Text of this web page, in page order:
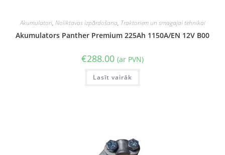
Akumulatori, Noliktavas izpārdošana, Traktoriem un smagajai tehnikai
Akumulators Panther Premium 225Ah 1150A/EN 12V B00
€288.00 (ar PVN)
Lasīt vairāk